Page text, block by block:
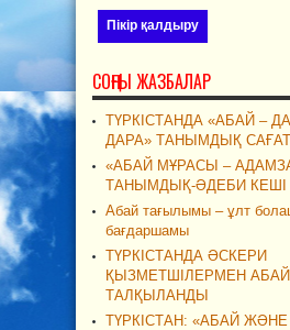
СОҢҒЫ ЖАЗБАЛАР
ТҮРКІСТАНДА «АБАЙ –
ДАРА» ТАНЫМДЫҚ
«АБАЙ МҰРАСЫ –
ТАНЫМДЫҚ-ӘДЕБИ КЕШІ
Абай тағылымы – ұлт
бағдаршамы
ТҮРКІСТАНДА ӘСКЕРИ
ҚЫЗМЕТШІЛЕРМЕН
ТАЛҚЫЛАНДЫ
ТҮРКІСТАН: «АБАЙ ЖӘНЕ